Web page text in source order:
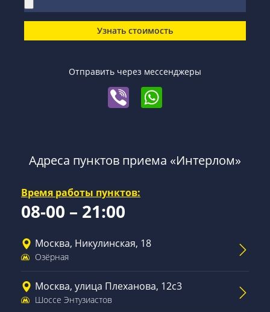
Узнать стоимость
Отправить через мессенджеры
Адреса пунктов приема «Интерлом»
Время работы пунктов:
08-00 – 21:00
Москва, Никулинская, 18
Озёрная
Москва, улица Плеханова, 12с3
Шоссе Энтузиастов